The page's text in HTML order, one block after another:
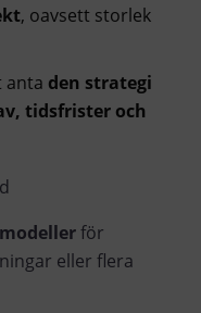
, oavsett storlek
anta den strategi
tidsfrister och
för
eller flera